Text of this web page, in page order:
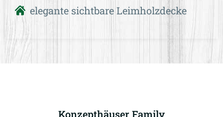
elegante sichtbare Leimholzdecke
Konzepthäuser Family